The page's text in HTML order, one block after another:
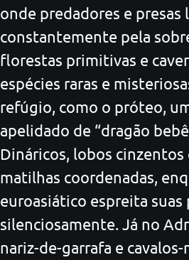
onde predadores e presas
constantemente pela
florestas primitivas e
espécies raras e
refúgio, como o próteo,
apelidado de “dragão
Dináricos, lobos cinzentos
matilhas coordenadas,
euroasiático espreita suas
silenciosamente. Já no
nariz-de-garrafa e